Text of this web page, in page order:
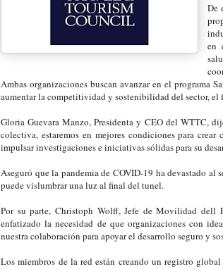
De
en
Ambas organizaciones buscan avanzar en el programa
aumentar la competitividad y sostenibilidad del sector,
Gloria Guevara Manzo, Presidenta y CEO del WTTC,
colectiva, estaremos en mejores condiciones para
impulsar investigaciones e iniciativas sólidas para su
Aseguró que la pandemia de COVID-19 ha devastado
puede vislumbrar una luz al final del tunel.
Por su parte, Christoph Wolff, Jefe de Movilidad dell
enfatizado la necesidad de que organizaciones con
nuestra colaboración para apoyar el desarrollo seguro y
Los miembros de la red están creando un registro